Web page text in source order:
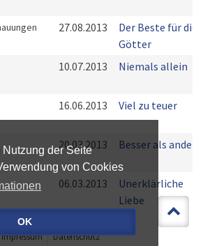
der Seite
von Cookies
OK
27.08.2013
Der Beste für die
Götter
10.07.2013 Niemals allein
16.06.2013 Viel zu teuer
20.03.2013 Besser als andere
06.03.2013
Unerklärliche
Liebe
Impressum Datenschutz